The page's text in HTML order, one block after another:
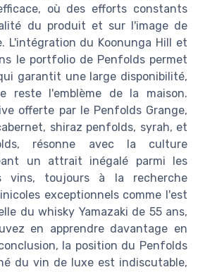
où des efforts constants
du produit et sur l'image de
L'intégration du Koonunga Hill et
le portfolio de Penfolds permet
garantit une large disponibilité,
reste l'emblème de la maison.
offerte par le Penfolds Grange,
shiraz penfolds, syrah, et
résonne avec la culture
un attrait inégalé parmi les
vins, toujours à la recherche
exceptionnels comme l'est
du whisky Yamazaki de 55 ans,
en apprendre davantage en
la position du Penfolds
du vin de luxe est indiscutable,